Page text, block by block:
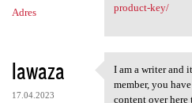
Adres
product-key/
lawaza
17.04.2023
I am a writer
I am a writer and
member, you
content over here